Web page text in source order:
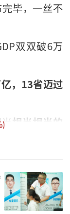
毕，一丝不
双双破6万
，13省迈过
相当相当的